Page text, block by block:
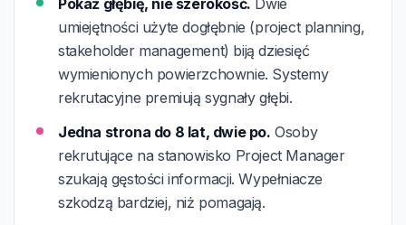
Pokaż głębię, nie szerokość. Dwie
umiejętności użyte dogłębnie (project planning,
stakeholder management) biją dziesięć
wymienionych powierzchownie. Systemy
rekrutacyjne premiują sygnały głębi.
Jedna strona do 8 lat, dwie po. Osoby
rekrutujące na stanowisko Project Manager
szukają gęstości informacji. Wypełniacze
szkodzą bardziej, niż pomagają.